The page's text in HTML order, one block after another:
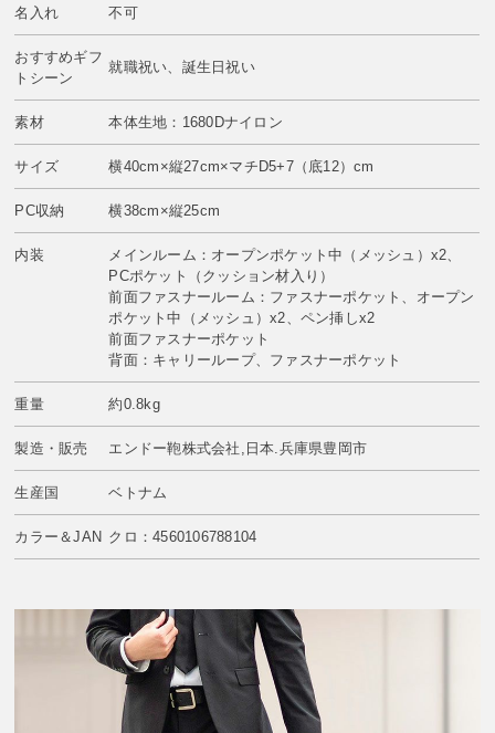
名入れ 不可
おすすめギフ
トシーン
就職祝い、誕生日祝い
素材 本体生地：1680Dナイロン
サイズ 横40cm×縦27cm×マチD5+7（底12）cm
PC収納 横38cm×縦25cm
内装
メインルーム：オープンポケット中（メッシュ）x2、
PCポケット（クッション材入り）
前面ファスナールーム：ファスナーポケット、オープン
ポケット中（メッシュ）x2、ペン挿しx2
前面ファスナーポケット
背面：キャリーループ、ファスナーポケット
重量 約0.8kg
製造・販売 エンドー鞄株式会社,日本.兵庫県豊岡市
生産国 ベトナム
カラー＆JAN クロ：4560106788104